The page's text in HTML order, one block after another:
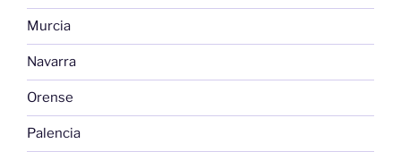
Murcia
Navarra
Orense
Palencia